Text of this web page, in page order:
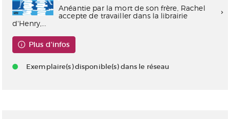
Anéantie par la mort de son frère, Rachel
accepte de travailler dans la librairie
d'Henry,...
Plus d'infos
Exemplaire(s) disponible(s) dans le réseau